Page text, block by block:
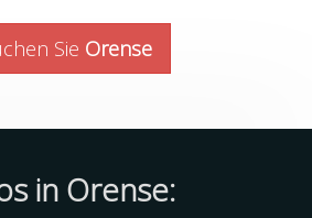
Sie Orense
in Orense: